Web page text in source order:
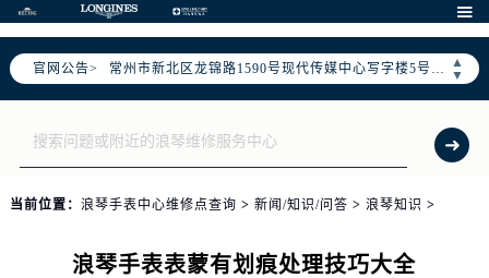

官网公告>
▲
▼
南京市秦淮区中山南路1号（新街口）南京中心写字楼22层C1-1室（需提前预约）
常州市新北区龙锦路1590号现代传媒中心写字楼5号楼10层1008室（需提前预约）
徐州市鼓楼区淮海东路29号苏宁广场IFC国际金融中心写字楼35层3508室（需提前预约）
扬州市邗江区国展路29号星耀天地写字楼1号楼18层1803室（需提前预约）
盐城市盐都区世纪大道5号盐城金融城写字楼1号楼16层1604室（需提前预约）
当前位置： 浪琴手表中心维修点查询 > 新闻/知识/问答 > 浪琴知识 >
浪琴手表表蒙有划痕处理技巧大全